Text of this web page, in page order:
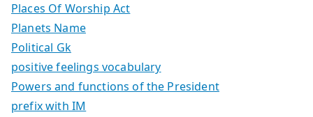
Places Of Worship Act
Planets Name
Political Gk
positive feelings vocabulary
Powers and functions of the President
prefix with IM